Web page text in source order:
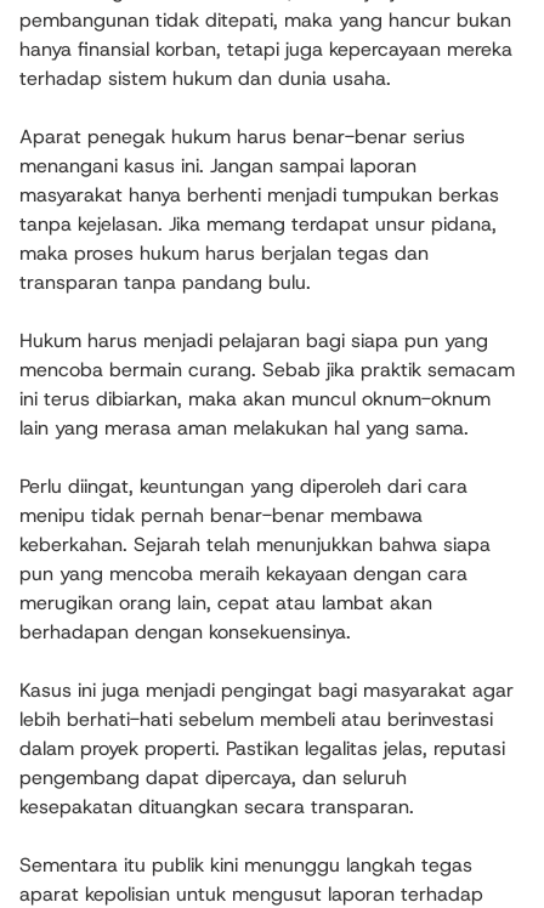
pembangunan tidak ditepati, maka yang hancur bukan
hanya finansial korban, tetapi juga kepercayaan mereka
terhadap sistem hukum dan dunia usaha.
Aparat penegak hukum harus benar-benar serius
menangani kasus ini. Jangan sampai laporan
masyarakat hanya berhenti menjadi tumpukan berkas
tanpa kejelasan. Jika memang terdapat unsur pidana,
maka proses hukum harus berjalan tegas dan
transparan tanpa pandang bulu.
Hukum harus menjadi pelajaran bagi siapa pun yang
mencoba bermain curang. Sebab jika praktik semacam
ini terus dibiarkan, maka akan muncul oknum-oknum
lain yang merasa aman melakukan hal yang sama.
Perlu diingat, keuntungan yang diperoleh dari cara
menipu tidak pernah benar-benar membawa
keberkahan. Sejarah telah menunjukkan bahwa siapa
pun yang mencoba meraih kekayaan dengan cara
merugikan orang lain, cepat atau lambat akan
berhadapan dengan konsekuensinya.
Kasus ini juga menjadi pengingat bagi masyarakat agar
lebih berhati-hati sebelum membeli atau berinvestasi
dalam proyek properti. Pastikan legalitas jelas, reputasi
pengembang dapat dipercaya, dan seluruh
kesepakatan dituangkan secara transparan.
Sementara itu publik kini menunggu langkah tegas
aparat kepolisian untuk mengusut laporan terhadap